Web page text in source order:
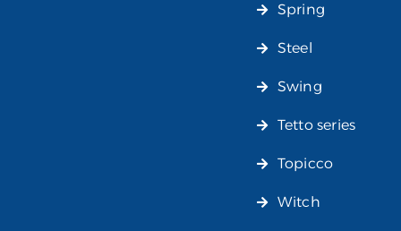
Spring
Steel
Swing
Tetto series
Topicco
Witch